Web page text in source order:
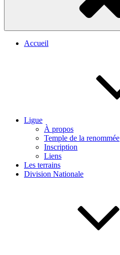
Accueil
Ligue
À propos
Temple de la renommée
Inscription
Liens
Les terrains
Division Nationale